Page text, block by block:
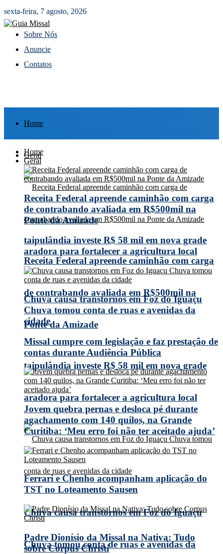
sexta-feira, 7 agosto, 2026
Sobre Nós
Anuncie
Contatos
Home
Geral
Receita Federal apreende caminhão com carga
de contrabando avaliada em R$500mil na
Ponte da Amizade
taipulândia investe R$ 58 mil em nova grade
aradora para fortalecer a agricultura local
Chuva causa transtornos em Foz do Iguaçu
Chuva tomou conta de ruas e avenidas da
Home
Geral
Receita Federal apreende caminhão com carga
de contrabando avaliada em R$500mil na
Ponte da Amizade
taipulândia investe R$ 58 mil em nova grade
aradora para fortalecer a agricultura local
Chuva causa transtornos em Foz do Iguaçu
Chuva tomou conta de ruas e avenidas da
cidade
Missal cumpre com legislação e faz prestação de
contas durante Audiência Pública
Jovem quebra pernas e desloca pé durante
agachamento com 140 quilos, na Grande
Curitiba: ‘Meu erro foi não ter aceitado ajuda’
Ferrari e Chenho acompanham aplicação do
TST no Loteamento Sausen
Padre Dionísio da Missal na Nativa: Tudo
sobre Corpus Christi